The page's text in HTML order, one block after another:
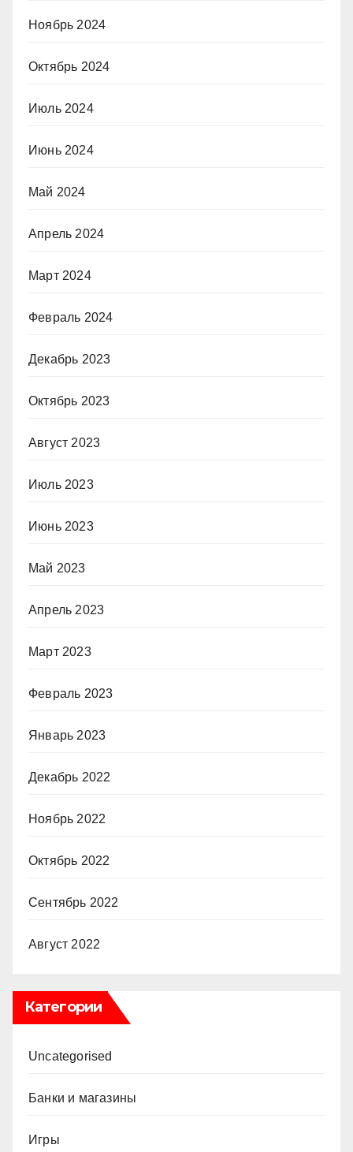
Ноябрь 2024
Октябрь 2024
Июль 2024
Июнь 2024
Май 2024
Апрель 2024
Март 2024
Февраль 2024
Декабрь 2023
Октябрь 2023
Август 2023
Июль 2023
Июнь 2023
Май 2023
Апрель 2023
Март 2023
Февраль 2023
Январь 2023
Декабрь 2022
Ноябрь 2022
Октябрь 2022
Сентябрь 2022
Август 2022
Категории
Uncategorised
Банки и магазины
Игры